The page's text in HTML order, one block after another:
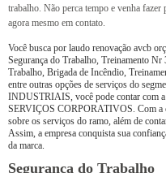
trabalho. Não perca tempo e venha fazer
agora mesmo em contato.
Você busca por laudo renovação avcb
Segurança do Trabalho, Treinamento
Trabalho, Brigada de Incêndio,
entre outras opções de serviços do
INDUSTRIAIS, você pode contar com
SERVIÇOS CORPORATIVOS. Com a
sobre os serviços do ramo, além de
Assim, a empresa conquista sua
da marca.
Segurança do Trabalho